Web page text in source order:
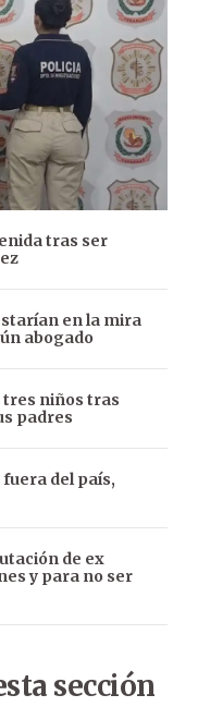
tras ser
en la mira
abogado
tres niños tras
padres
del país,
de ex
y para no ser
sección